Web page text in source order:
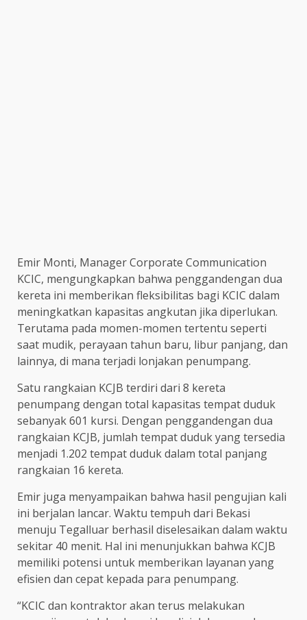
Emir Monti, Manager Corporate Communication
KCIC, mengungkapkan bahwa penggandengan dua
kereta ini memberikan fleksibilitas bagi KCIC dalam
meningkatkan kapasitas angkutan jika diperlukan.
Terutama pada momen-momen tertentu seperti
saat mudik, perayaan tahun baru, libur panjang, dan
lainnya, di mana terjadi lonjakan penumpang.
Satu rangkaian KCJB terdiri dari 8 kereta
penumpang dengan total kapasitas tempat duduk
sebanyak 601 kursi. Dengan penggandengan dua
rangkaian KCJB, jumlah tempat duduk yang tersedia
menjadi 1.202 tempat duduk dalam total panjang
rangkaian 16 kereta.
Emir juga menyampaikan bahwa hasil pengujian kali
ini berjalan lancar. Waktu tempuh dari Bekasi
menuju Tegalluar berhasil diselesaikan dalam waktu
sekitar 40 menit. Hal ini menunjukkan bahwa KCJB
memiliki potensi untuk memberikan layanan yang
efisien dan cepat kepada para penumpang.
“KCIC dan kontraktor akan terus melakukan